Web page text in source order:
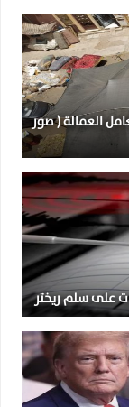
العمالة ( صور